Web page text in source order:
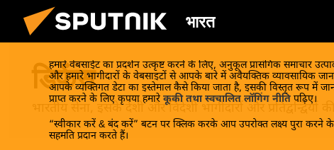
भारत
हमारे वेबसाईट का प्रदर्शन उत्कृष्ट करने के लिए, अनुकूल प्रासंगिक समाचार
और हमारे भागीदारों के वेबसाइटों से आपके बारे में अवैयक्तिक व्यावसायिक
आपके व्यक्तिगत डेटा का इस्तेमाल कैसे किया जाता है, इसकी विस्तृत रूप में
प्राप्त करने के लिए कृपया हमारे कूकी तथा स्वचालित लॉगिंग नीति पढ़िए।
“स्वीकार करें & बंद करें” बटन पर क्लिक करके आप उपरोक्त लक्ष्य पुरा करने
सहमति प्रदान करते हैं।
डिफेंस
भारतीय सेना, इसके देशी और विदेशी भागीदारों और प्रतिद्वन्द्वियों